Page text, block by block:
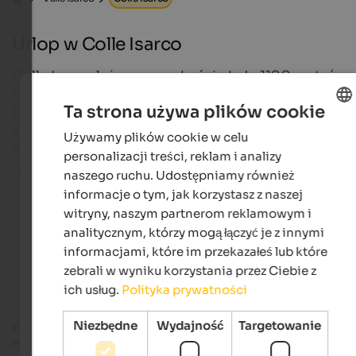
Urlop w Colle Isarco
Colle Isarco leży na wysokości około 1100 metrów
Południowotyrolski ośrodek wypoczynkowy
za bliskość imponujących gór głównego grzbietu
alpejskiego oraz przyjaznego rodzinom terenu
narciarskiego i pieszego Ladurno.
Wszystkie miejsca w regionie
Accommodations in Gossensass
Entuzjaści sportów górskichposzukujący nowych wyzwań,
miłośnicy przyrody
szukający relaksu na łonie dziewiczej
Ta strona używa plików cookie
Używamy plików cookie w celu
personalizacji treści, reklam i analizy
naszego ruchu. Udostępniamy również
informacje o tym, jak korzystasz z naszej
witryny, naszym partnerom reklamowym i
analitycznym, którzy mogą łączyć je z innymi
informacjami, które im przekazałeś lub które
zebrali w wyniku korzystania przez Ciebie z
ich usług. Polityka prywatności
Niezbędne Wydajność Targetowanie